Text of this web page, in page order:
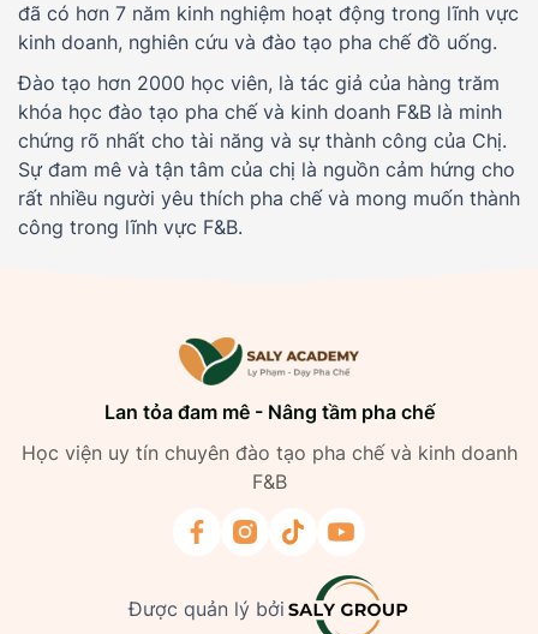
đã có hơn 7 năm kinh nghiệm hoạt động trong lĩnh vực
kinh doanh, nghiên cứu và đào tạo pha chế đồ uống.
Đào tạo hơn 2000 học viên, là tác giả của hàng trăm
khóa học đào tạo pha chế và kinh doanh F&B là minh
chứng rõ nhất cho tài năng và sự thành công của Chị.
Sự đam mê và tận tâm của chị là nguồn cảm hứng cho
rất nhiều người yêu thích pha chế và mong muốn thành
công trong lĩnh vực F&B.
Lan tỏa đam mê - Nâng tầm pha chế
Học viện uy tín chuyên đào tạo pha chế và kinh doanh
F&B
Được quản lý bởi